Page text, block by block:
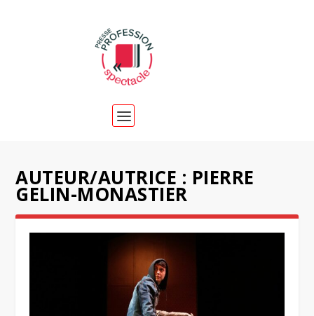
AUTEUR/AUTRICE : PIERRE
GELIN-MONASTIER